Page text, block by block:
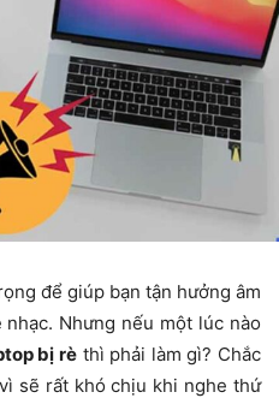
để giúp bạn tận hưởng âm
Nhưng nếu một lúc nào
bị rèthì phải làm gì? Chắc
sẽ rất khó chịu khi nghe thứ